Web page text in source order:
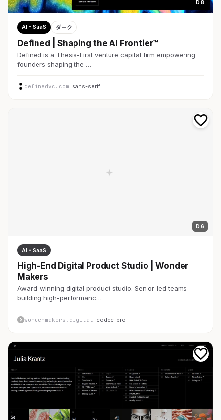
D 8
AI・SaaS ダーク
Defined | Shaping the AI Frontier™
Defined is a Thesis-First venture capital firm empowering
founders shaping the …
definedvc.com· sans-serif
D 6
AI・SaaS
High-End Digital Product Studio | Wonder
Makers
Award-winning digital product studio. Senior-led teams
building high-performanc…
wondermakers.digital · codec-pro